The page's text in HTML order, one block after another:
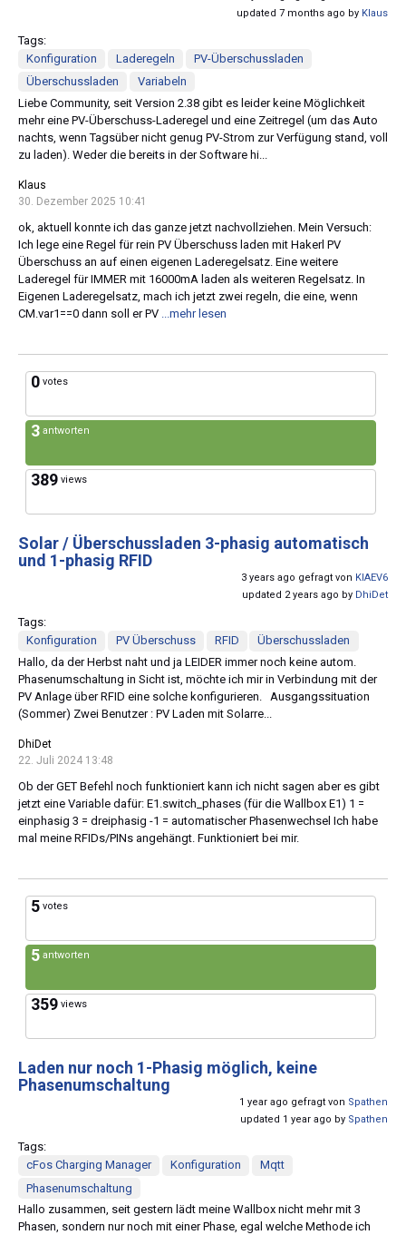
updated 7 months ago by Klaus
Tags:
Konfiguration
Laderegeln
PV-Überschussladen
Überschussladen
Variabeln
Liebe Community, seit Version 2.38 gibt es leider keine Möglichkeit
mehr eine PV-Überschuss-Laderegel und eine Zeitregel (um das Auto
nachts, wenn Tagsüber nicht genug PV-Strom zur Verfügung stand, voll
zu laden). Weder die bereits in der Software hi...
Klaus
30. Dezember 2025 10:41
ok, aktuell konnte ich das ganze jetzt nachvollziehen. Mein Versuch:
Ich lege eine Regel für rein PV Überschuss laden mit Hakerl PV
Überschuss an auf einen eigenen Laderegelsatz. Eine weitere
Laderegel für IMMER mit 16000mA laden als weiteren Regelsatz. In
Eigenen Laderegelsatz, mach ich jetzt zwei regeln, die eine, wenn
CM.var1==0 dann soll er PV
...mehr lesen
0 votes
3 antworten
389 views
Solar / Überschussladen 3-phasig automatisch
und 1-phasig RFID
3 years ago gefragt von KIAEV6
updated 2 years ago by DhiDet
Tags:
Konfiguration
PV Überschuss RFID
Überschussladen
Hallo, da der Herbst naht und ja LEIDER immer noch keine autom.
Phasenumschaltung in Sicht ist, möchte ich mir in Verbindung mit der
PV Anlage über RFID eine solche konfigurieren. Ausgangssituation
(Sommer) Zwei Benutzer : PV Laden mit Solarre...
DhiDet
22. Juli 2024 13:48
Ob der GET Befehl noch funktioniert kann ich nicht sagen aber es gibt
jetzt eine Variable dafür: E1.switch_phases (für die Wallbox E1) 1 =
einphasig 3 = dreiphasig -1 = automatischer Phasenwechsel Ich habe
mal meine RFIDs/PINs angehängt. Funktioniert bei mir.
5 votes
5 antworten
359 views
Laden nur noch 1-Phasig möglich, keine
Phasenumschaltung
1 year ago gefragt von Spathen
updated 1 year ago by Spathen
Tags:
cFos Charging Manager
Konfiguration
Mqtt
Phasenumschaltung
Hallo zusammen, seit gestern lädt meine Wallbox nicht mehr mit 3
Phasen, sondern nur noch mit einer Phase, egal welche Methode ich